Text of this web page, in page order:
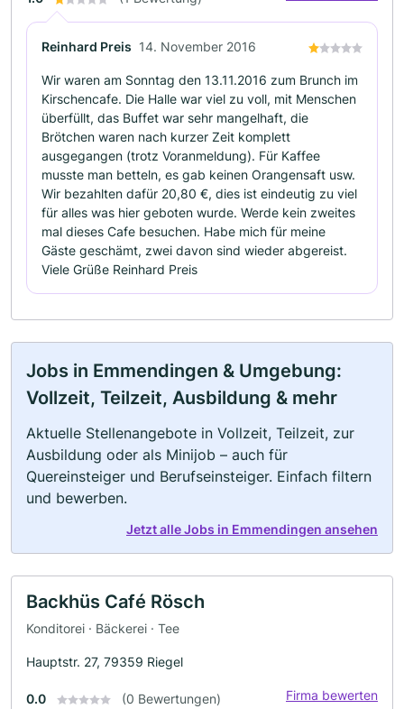
Reinhard Preis 14. November 2016
Wir waren am Sonntag den 13.11.2016 zum Brunch im
Kirschencafe. Die Halle war viel zu voll, mit Menschen
überfüllt, das Buffet war sehr mangelhaft, die
Brötchen waren nach kurzer Zeit komplett
ausgegangen (trotz Voranmeldung). Für Kaffee
musste man betteln, es gab keinen Orangensaft usw.
Wir bezahlten dafür 20,80 €, dies ist eindeutig zu viel
für alles was hier geboten wurde. Werde kein zweites
mal dieses Cafe besuchen. Habe mich für meine
Gäste geschämt, zwei davon sind wieder abgereist.
Viele Grüße Reinhard Preis
Jobs in Emmendingen & Umgebung:
Vollzeit, Teilzeit, Ausbildung & mehr
Aktuelle Stellenangebote in Vollzeit, Teilzeit, zur
Ausbildung oder als Minijob – auch für
Quereinsteiger und Berufseinsteiger. Einfach filtern
und bewerben.
Jetzt alle Jobs in Emmendingen ansehen
Backhüs Café Rösch
Konditorei · Bäckerei · Tee
Hauptstr. 27, 79359 Riegel
0.0 (0 Bewertungen) Firma bewerten